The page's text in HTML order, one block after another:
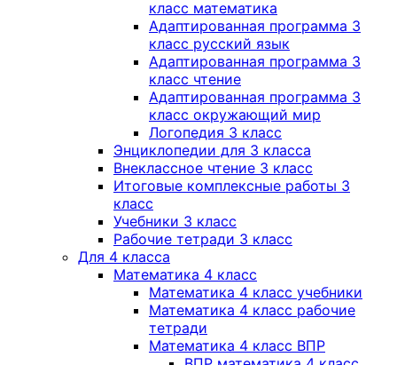
класс математика
Адаптированная программа 3
класс русский язык
Адаптированная программа 3
класс чтение
Адаптированная программа 3
класс окружающий мир
Логопедия 3 класс
Энциклопедии для 3 класса
Внеклассное чтение 3 класс
Итоговые комплексные работы 3
класс
Учебники 3 класс
Рабочие тетради 3 класс
Для 4 класса
Математика 4 класс
Математика 4 класс учебники
Математика 4 класс рабочие
тетради
Математика 4 класс ВПР